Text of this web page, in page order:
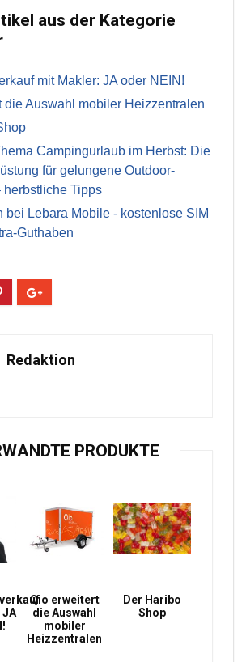
aus der Kategorie
mit Makler: JA oder NEIN!
die Auswahl mobiler Heizzentralen
Campingurlaub im Herbst: Die
für gelungene Outdoor-
herbstliche Tipps
bei Lebara Mobile - kostenlose SIM
Guthaben
Redaktion
PRODUKTE
Qio erweitert
die Auswahl
mobiler
Heizzentralen
Der Haribo
Shop